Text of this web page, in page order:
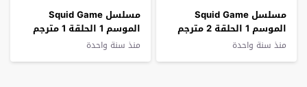
مسلسل Squid Game
الموسم 1 الحلقة 2 مترجم
منذ سنة واحدة
مسلسل Squid Game
الموسم 1 الحلقة 1 مترجم
منذ سنة واحدة